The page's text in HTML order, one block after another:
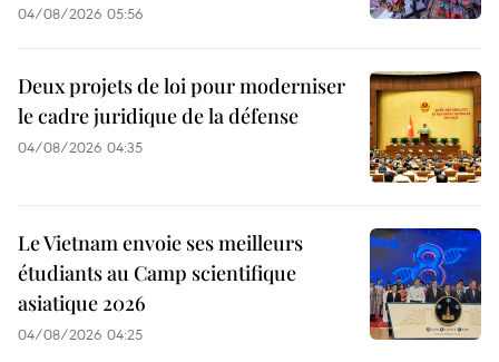
04/08/2026 05:56
Deux projets de loi pour moderniser
le cadre juridique de la défense
04/08/2026 04:35
Le Vietnam envoie ses meilleurs
étudiants au Camp scientifique
asiatique 2026
04/08/2026 04:25